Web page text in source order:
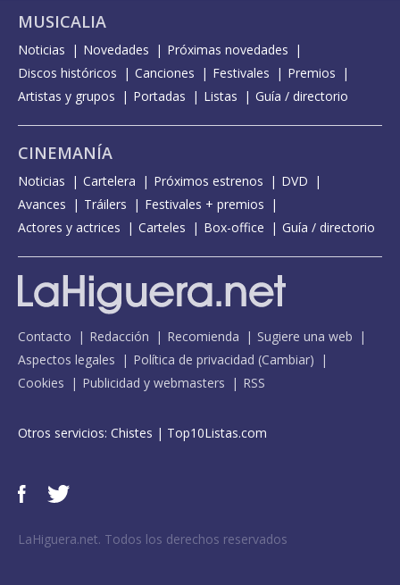
MUSICALIA
Noticias Novedades
Próximas novedades
Discos históricos
Canciones Festivales
Premios
Artistas y grupos
Portadas Listas Guía / directorio
CINEMANÍA
Noticias Cartelera Próximos estrenos
DVD
Avances
Tráilers
Festivales + premios
Actores y actrices
Carteles Box-office Guía / directorio
Contacto Redacción Recomienda
Sugiere una web
Aspectos legales
Política de privacidad (Cambiar)
Cookies
Publicidad y webmasters RSS
Otros servicios: Chistes | Top10Listas.com
LaHiguera.net. Todos los derechos reservados